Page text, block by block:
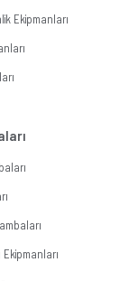
Ekipmanları
Ekipmanları